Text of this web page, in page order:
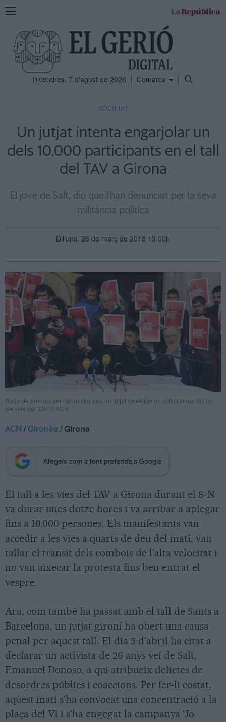
Mostra
navegació
Divendres, 7 d'agost de 2026 Comarca
SOCIETAT
Un jutjat intenta engarjolar un
dels 10.000 participants en el tall
del TAV a Girona
El jove de Salt, diu que l'han denunciat per la seva
militància política
Dilluns, 26 de març de 2018 13:00h
Roda de premsa per denunciar que un jutjat investiga un activista pel tall de
les vies del TAV © ACN
ACN /Gironès / Girona
El tall a les vies del TAV a Girona durant el 8-N
va durar unes dotze hores i va arribar a aplegar
fins a 10.000 persones. Els manifestants van
accedir a les vies a quarts de deu del matí, van
tallar el trànsit dels combois de l'alta velocitat i
no van aixecar la protesta fins ben entrat el
vespre.
Ara, com també ha passat amb el tall de Sants a
Barcelona, un jutjat gironí ha obert una causa
penal per aquest tall. El dia 5 d'abril ha citat a
declarar un activista de 26 anys veí de Salt,
Emanuel Donoso, a qui atribueix delictes de
desordres públics i coaccions. Per fer-li costat,
aquest matí s'ha convocat una concentració a la
plaça del Vi i s'ha engegat la campanya 'Jo